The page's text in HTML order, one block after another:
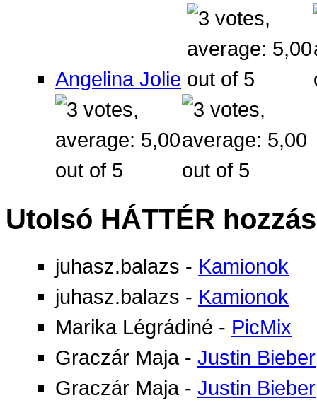
Angelina Jolie
Utolsó HÁTTÉR
juhasz.balazs - Kamionok
juhasz.balazs - Kamionok
Marika Légrádiné - PicMix
Graczár Maja - Justin Bieber
Graczár Maja - Justin Bieber